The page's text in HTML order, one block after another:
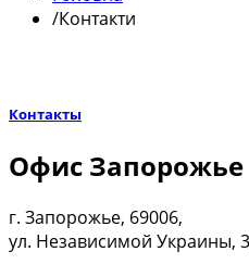
/Контакти
Контакты
Офис Запорожье
г. Запорожье, 69006,
ул. Независимой Украины,